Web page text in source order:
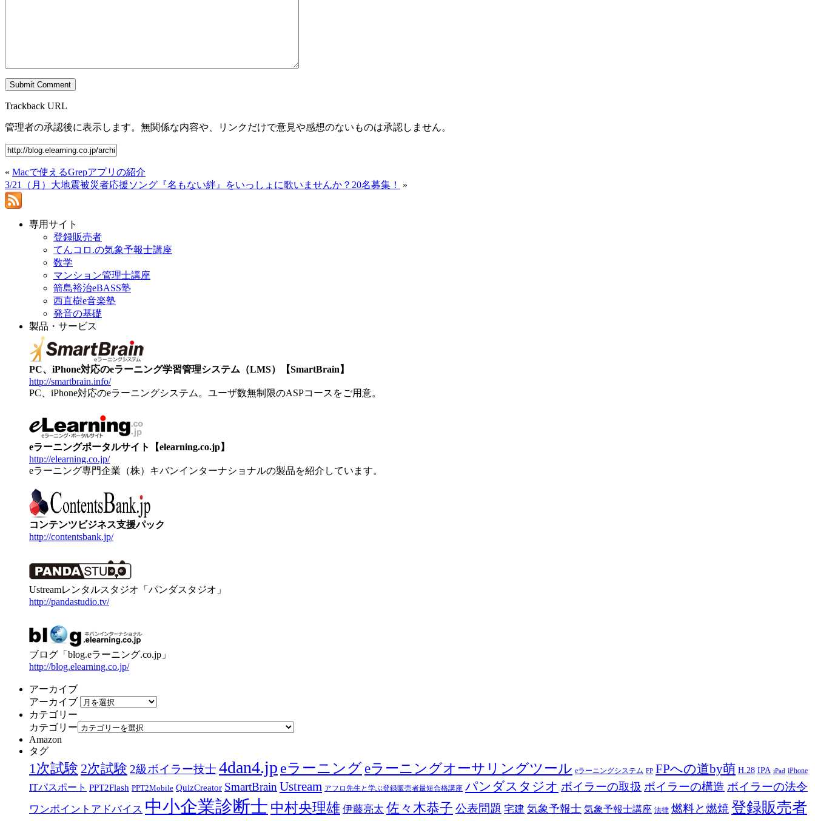
Trackback URL
管理者の承認後に表示します。無関係な内容や、リンクだけで意見や感想のないものは承認しません。
« Macで使えるGrepアプリの紹介
3/21（月）大地震被災者応援ソング『名もない絆』をいっしょに歌いませんか？20名募集！
»
専用サイト
登録販売者
てんコロ.の気象予報士講座
数学
マンション管理士講座
箭島裕治eBASS塾
西直樹e音楽塾
発音の基礎
製品・サービス
PC、iPhone対応のeラーニング学習管理システム（LMS）【SmartBrain】
http://smartbrain.info/
PC、iPhone対応のeラーニングシステム。ユーザ数無制限のASPコースをご用意。
eラーニングポータルサイト【elearning.co.jp】
http://elearning.co.jp/
eラーニング専門企業（株）キバンインターナショナルの製品を紹介しています。
コンテンツビジネス支援パック
http://contentsbank.jp/
Ustreamレンタルスタジオ「パンダスタジオ」
http://pandastudio.tv/
ブログ「blog.eラーニング.co.jp」
http://blog.elearning.co.jp/
アーカイブ
アーカイブ
カテゴリー
カテゴリー
Amazon
タグ
1次試験 2次試験 2級ボイラー技士4dan4.jp eラーニング eラーニングオーサリングツール eラーニングシステム FP FPへの道by萌 H.28 IPA iPad iPhone
ITパスポート PPT2Flash PPT2Mobile QuizCreator SmartBrain Ustream アフロ先生と学ぶ登録販売者最短合格講座 パンダスタジオ ボイラーの取扱 ボイラーの構造 ボイラーの法令
ワンポイントアドバイス 中小企業診断士 中村央理雄 伊藤亮太 佐々木恭子 公表問題 宅建 気象予報士 気象予報士講座 法律 燃料と燃焼 登録販売者